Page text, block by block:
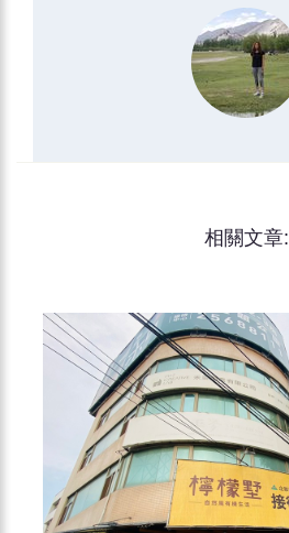
相關文章: